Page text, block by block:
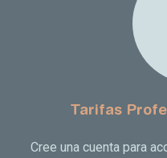
Tarifas
Cree una cuenta para